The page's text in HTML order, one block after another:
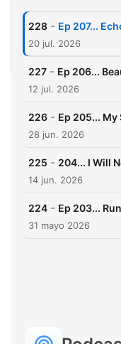
228 - Ep 207...
20 jul. 2026
227 - Ep 206...
12 jul. 2026
226 - Ep 205... My
28 jun. 2026
225 - 204... I Will
14 jun. 2026
224 - Ep 203...
31 mayo 2026